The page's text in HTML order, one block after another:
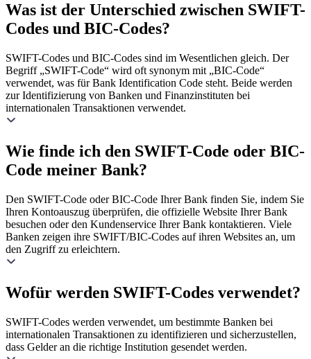
Was ist der Unterschied zwischen SWIFT-
Codes und BIC-Codes?
SWIFT-Codes und BIC-Codes sind im Wesentlichen gleich. Der
Begriff „SWIFT-Code“ wird oft synonym mit „BIC-Code“
verwendet, was für Bank Identification Code steht. Beide werden
zur Identifizierung von Banken und Finanzinstituten bei
internationalen Transaktionen verwendet.
Wie finde ich den SWIFT-Code oder BIC-
Code meiner Bank?
Den SWIFT-Code oder BIC-Code Ihrer Bank finden Sie, indem Sie
Ihren Kontoauszug überprüfen, die offizielle Website Ihrer Bank
besuchen oder den Kundenservice Ihrer Bank kontaktieren. Viele
Banken zeigen ihre SWIFT/BIC-Codes auf ihren Websites an, um
den Zugriff zu erleichtern.
Wofür werden SWIFT-Codes verwendet?
SWIFT-Codes werden verwendet, um bestimmte Banken bei
internationalen Transaktionen zu identifizieren und sicherzustellen,
dass Gelder an die richtige Institution gesendet werden.